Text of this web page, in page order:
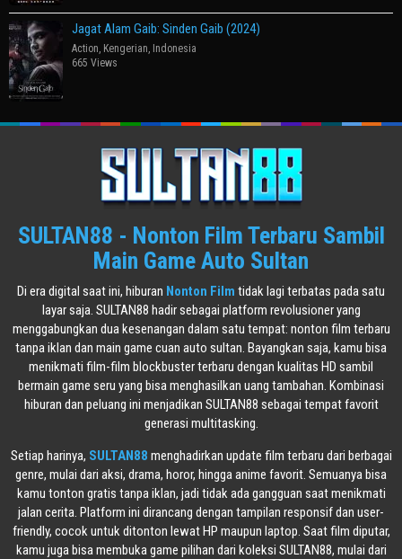
Jagat Alam Gaib: Sinden Gaib (2024)
Action, Kengerian, Indonesia
665 Views
SULTAN88 - Nonton Film Terbaru Sambil
Main Game Auto Sultan
Di era digital saat ini, hiburan Nonton Film tidak lagi terbatas pada satu
layar saja. SULTAN88 hadir sebagai platform revolusioner yang
menggabungkan dua kesenangan dalam satu tempat: nonton film terbaru
tanpa iklan dan main game cuan auto sultan. Bayangkan saja, kamu bisa
menikmati film-film blockbuster terbaru dengan kualitas HD sambil
bermain game seru yang bisa menghasilkan uang tambahan. Kombinasi
hiburan dan peluang ini menjadikan SULTAN88 sebagai tempat favorit
generasi multitasking.
Setiap harinya, SULTAN88 menghadirkan update film terbaru dari berbagai
genre, mulai dari aksi, drama, horor, hingga anime favorit. Semuanya bisa
kamu tonton gratis tanpa iklan, jadi tidak ada gangguan saat menikmati
jalan cerita. Platform ini dirancang dengan tampilan responsif dan user-
friendly, cocok untuk ditonton lewat HP maupun laptop. Saat film diputar,
kamu juga bisa membuka game pilihan dari koleksi SULTAN88, mulai dari